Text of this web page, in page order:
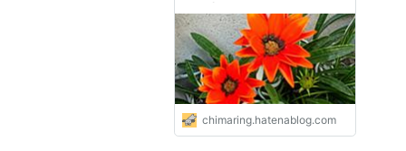
chimaring.hatenablog.com